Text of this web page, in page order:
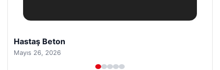
Hastaş Beton
Mayıs 26, 2026